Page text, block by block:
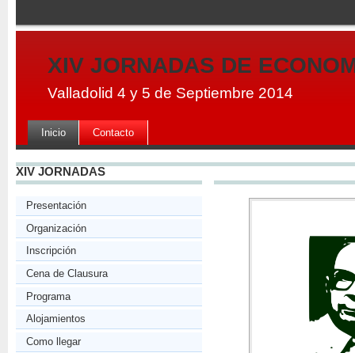
XIV JORNADAS DE
Valladolid 4 y 5 de Septiembre 2014
Inicio Contacto
XIV JORNADAS
Presentación
Organización
Inscripción
Cena de Clausura
Programa
Alojamientos
Como llegar